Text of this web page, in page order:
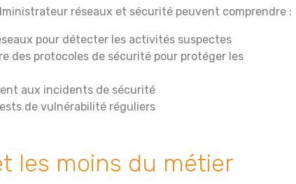
réseaux et sécurité peuvent comprendre :
pour détecter les activités suspectes
des protocoles de sécurité pour protéger les
aux incidents de sécurité
de vulnérabilité réguliers
les moins du métier